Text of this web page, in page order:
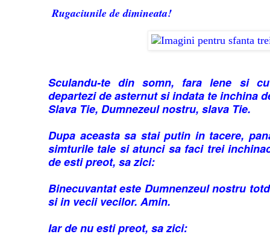
Rugaciunile de dimineata!
Sculandu-te din somn, fara lene si
departezi de asternut si indata te inchina
Slava Tie, Dumnezeul nostru, slava Tie.
Dupa aceasta sa stai putin in tacere,
simturile tale si atunci sa faci trei
de esti preot, sa zici:
Binecuvantat este Dumnenzeul nostru
si in vecii vecilor. Amin.
Iar de nu esti preot, sa zici: